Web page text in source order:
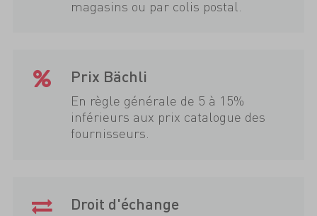
magasins ou par colis postal.
Prix Bächli
En règle générale de 5 à 15%
inférieurs aux prix catalogue des
fournisseurs.
Droit d'échange